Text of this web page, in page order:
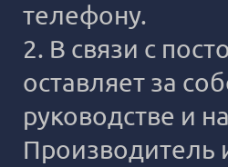
телефону.
2. В связи с
оставляет за
руководстве и
Производитель